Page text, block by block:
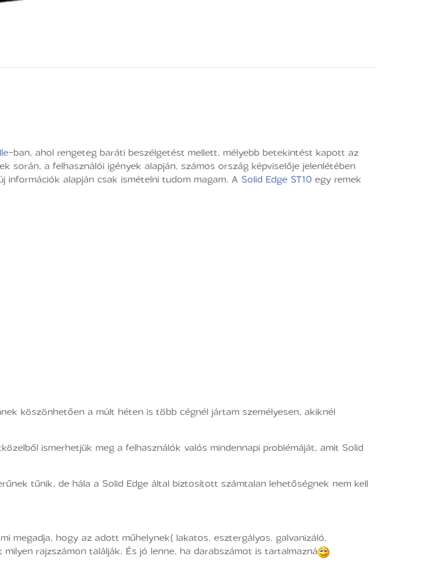
-ban, ahol rengeteg baráti beszélgetést mellett, mélyebb betekintést kapott az
a felhasználói igények alapján, számos ország képviselője jelenlétében
információk alapján csak ismételni tudom magam. A Solid Edge ST10egy remek
köszönhetően a múlt héten is több cégnél jártam személyesen, akiknél
ismerhetjük meg a felhasználók valós mindennapi problémáját, amit Solid
tűnik, de hála a Solid Edge által biztosított számtalan lehetőségnek nem kell
megadja, hogy az adott műhelynek( lakatos, esztergályos, galvanizáló,
rajzszámon találják. És jó lenne, ha darabszámot is tartalmazná